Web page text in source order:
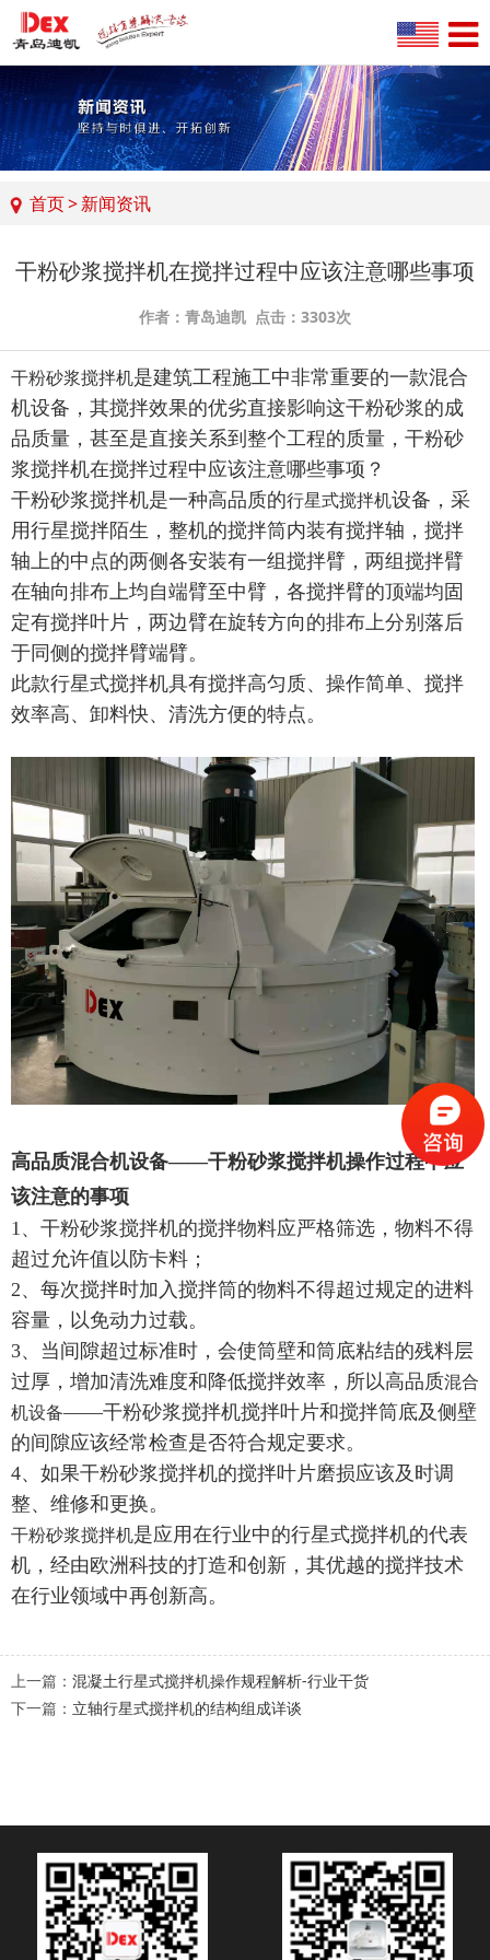
首页>新闻资讯
干粉砂浆搅拌机在搅拌过程中应该注意哪些事项
作者：青岛迪凯 点击：3303次
干粉砂浆搅拌机是建筑工程施工中非常重要的一款混合
机设备，其搅拌效果的优劣直接影响这干粉砂浆的成
品质量，甚至是直接关系到整个工程的质量，干粉砂
浆搅拌机在搅拌过程中应该注意哪些事项？
干粉砂浆搅拌机是一种高品质的行星式搅拌机设备，采
用行星搅拌陌生，整机的搅拌筒内装有搅拌轴，搅拌
轴上的中点的两侧各安装有一组搅拌臂，两组搅拌臂
在轴向排布上均自端臂至中臂，各搅拌臂的顶端均固
定有搅拌叶片，两边臂在旋转方向的排布上分别落后
于同侧的搅拌臂端臂。
此款行星式搅拌机具有搅拌高匀质、操作简单、搅拌
效率高、卸料快、清洗方便的特点。
高品质混合机设备——干粉砂浆搅拌机操作过程中应
该注意的事项
1、干粉砂浆搅拌机的搅拌物料应严格筛选，物料不得
超过允许值以防卡料；
2、每次搅拌时加入搅拌筒的物料不得超过规定的进料
容量，以免动力过载。
3、当间隙超过标准时，会使筒壁和筒底粘结的残料层
过厚，增加清洗难度和降低搅拌效率，所以高品质混合
机设备——干粉砂浆搅拌机搅拌叶片和搅拌筒底及侧壁
的间隙应该经常检查是否符合规定要求。
4、如果干粉砂浆搅拌机的搅拌叶片磨损应该及时调
整、维修和更换。
干粉砂浆搅拌机是应用在行业中的行星式搅拌机的代表
机，经由欧洲科技的打造和创新，其优越的搅拌技术
在行业领域中再创新高。
上一篇： 混凝土行星式搅拌机操作规程解析-行业干货
下一篇： 立轴行星式搅拌机的结构组成详谈